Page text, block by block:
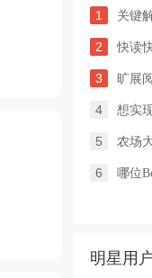
1 关键解读
2 快读快运
3 旷展阅读
4 想实现
5 农场大棚
6 哪位
明星用